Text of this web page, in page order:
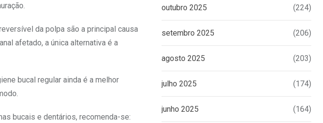
da polpa são a principal causa
afetado, a única alternativa é a
bucal regular ainda é a melhor
bucais e dentários, recomenda-se:
outubro 2025 (224)
setembro 2025 (206)
agosto 2025 (203)
julho 2025 (174)
junho 2025 (164)